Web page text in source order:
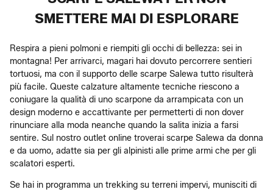
SMETTERE MAI DI ESPLORARE
Respira a pieni polmoni e riempiti gli occhi di bellezza: sei in
montagna! Per arrivarci, magari hai dovuto percorrere sentieri
tortuosi, ma con il supporto delle scarpe Salewa tutto risulterà
più facile. Queste calzature altamente tecniche riescono a
coniugare la qualità di uno scarpone da arrampicata con un
design moderno e accattivante per permetterti di non dover
rinunciare alla moda neanche quando la salita inizia a farsi
sentire. Sul nostro outlet online troverai scarpe Salewa da donna
e da uomo, adatte sia per gli alpinisti alle prime armi che per gli
scalatori esperti.
Se hai in programma un trekking su terreni impervi, munisciti di